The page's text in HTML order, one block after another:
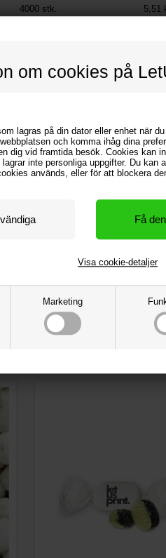
om cookies på
lagras på din dator eller enhet när
och komma ihåg dina
dig vid framtida besök. Cookies kan
inte personliga uppgifter. Du kan
används, eller för att blockera
Marketing
Visa cookie-detaljer
4000 stk. 5,51
ger dig värdefull marknadsföring.
målgrupp. Använd dem på
med en säkerhetsklämma
på snöret. Satinnyckelringar
att du får en halsvärmare med